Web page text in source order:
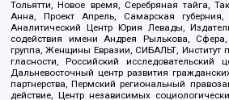
Тольятти, Новое время, Серебряная тайга,
Анна, Проект Апрель, Самарская
Аналитический Центр Юрия Левады,
содействия имени Андрея Рылькова, Сфера,
группа, Женщины Евразии, СИБАЛЬТ, Институт
гласности, Российский исследовательский
Дальневосточный центр развития
партнерства, Пермский региональный
действие, Центр независимых